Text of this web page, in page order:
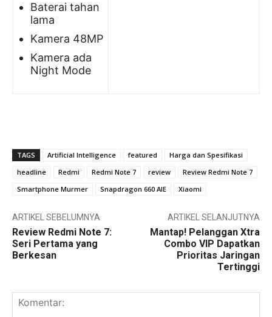
Baterai tahan
lama
Kamera 48MP
Kamera ada
Night Mode
TAGS Artificial Intelligence featured
Harga dan Spesifikasi
headline
Redmi Redmi Note 7 review
Review Redmi Note 7
Smartphone Murmer
Snapdragon 660 AIE Xiaomi
ARTIKEL SEBELUMNYA
Review Redmi Note 7:
Seri Pertama yang
Berkesan
ARTIKEL SELANJUTNYA
Mantap! Pelanggan Xtra
Combo VIP Dapatkan
Prioritas Jaringan
Tertinggi